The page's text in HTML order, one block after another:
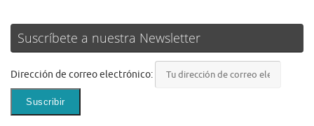
Suscríbete a nuestra Newsletter
Dirección de correo electrónico: